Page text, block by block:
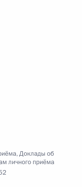
,Доклады об
личного приёма